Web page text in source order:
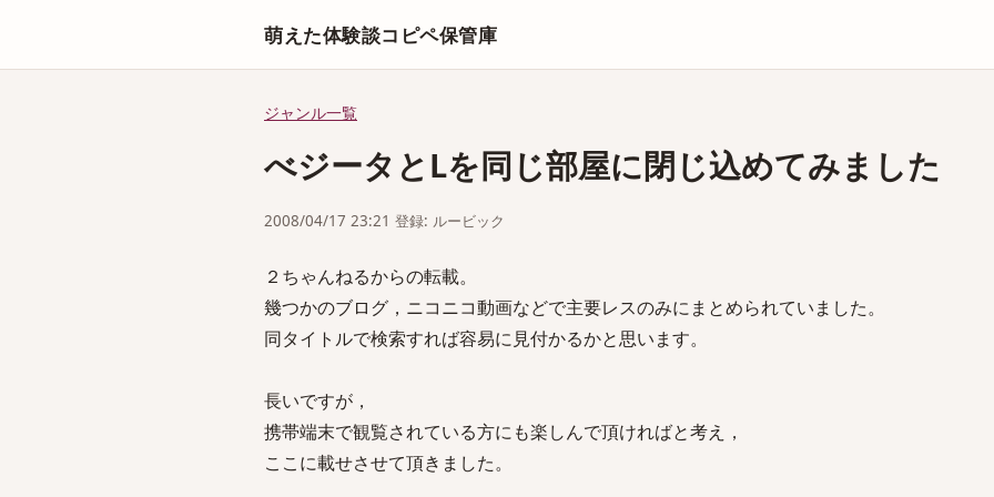
萌えた体験談コピペ保管庫
ジャンル一覧
べジータとLを同じ部屋に閉じ込めてみました
2008/04/17 23:21 登録: ルービック
２ちゃんねるからの転載。
幾つかのブログ，ニコニコ動画などで主要レスのみにまとめられていました。
同タイトルで検索すれば容易に見付かるかと思います。
長いですが，
携帯端末で観覧されている方にも楽しんで頂ければと考え，
ここに載せさせて頂きました。